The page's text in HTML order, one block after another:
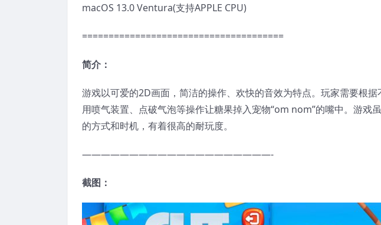
macOS 13.0 Ventura(支持APPLE CPU)
======================================
简介：
游戏以可爱的2D画面，简洁的操作、欢快的音效为特点。玩家需要根
用喷气装置、点破气泡等操作让糖果掉入宠物“om nom”的嘴中。游戏
的方式和时机，有着很高的耐玩度。
————————————————————-
截图：